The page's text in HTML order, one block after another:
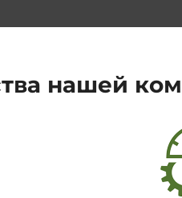
нашей